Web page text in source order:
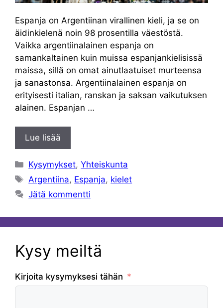
Espanja on Argentiinan virallinen kieli, ja se on
äidinkielenä noin 98 prosentilla väestöstä.
Vaikka argentiinalainen espanja on
samankaltainen kuin muissa espanjankielisissä
maissa, sillä on omat ainutlaatuiset murteensa
ja sanastonsa. Argentiinalainen espanja on
erityisesti italian, ranskan ja saksan vaikutuksen
alainen. Espanjan …
Lue lisää
Kategoriat
Kysymykset,Yhteiskunta
Avainsanat
Argentiina, Espanja, kielet
Jätä kommentti
Kysy meiltä
Kirjoita kysymyksesi tähän